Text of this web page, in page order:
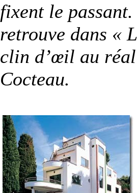
fixent le
retrouve dans «
clin d’œil au
Cocteau.